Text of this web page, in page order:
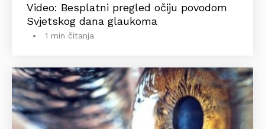
Video: Besplatni pregled očiju povodom
Svjetskog dana glaukoma
1 min čitanja